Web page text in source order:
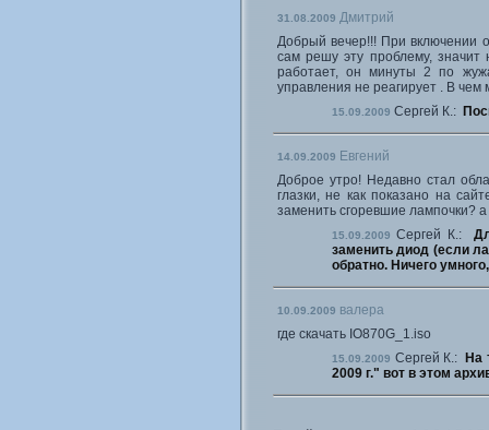
31.08.2009 Дмитрий
Добрый вечер!!! При включении
сам решу эту проблему, значит
работает, он минуты 2 по
управления не реагирует . В чем
15.09.2009 Сергей К.:
14.09.2009 Евгений
Доброе утро! Недавно стал
глазки, не как показано на
заменить сгоревшие лампочки? а
15.09.2009 Сергей К.:
заменить диод (если
обратно. Ничего
10.09.2009 валера
где скачать IO870G_1.iso
15.09.2009 Сергей К.:
На
2009 г." вот в этом